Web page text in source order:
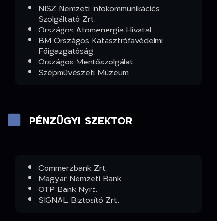
NISZ Nemzeti Infokommunikációs
Szolgáltató Zrt.
Országos Atomenergia Hivatal
BM Országos Katasztrófavédelmi
Főigazgatóság
Országos Mentőszolgálat
Szépművészeti Múzeum
PÉNZÜGYI SZEKTOR
Commerzbank Zrt.
Magyar Nemzeti Bank
OTP Bank Nyrt.
SIGNAL Biztosító Zrt.